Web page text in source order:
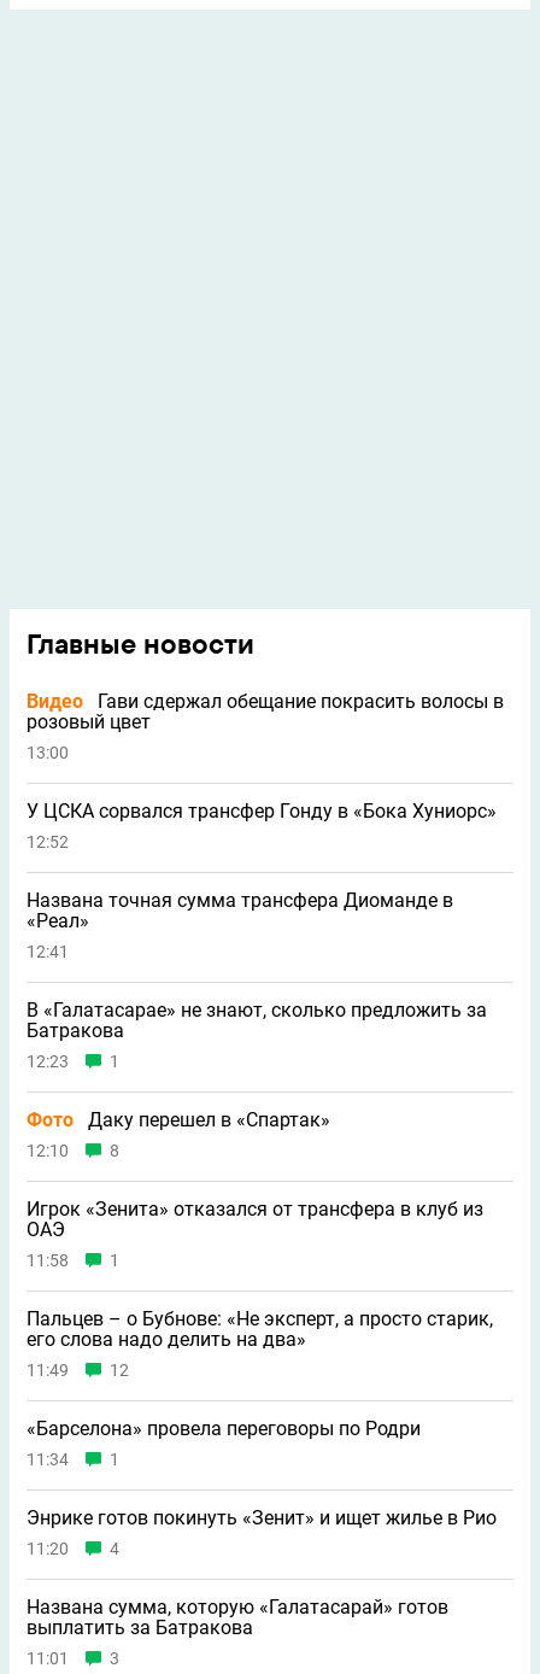
Главные новости
Видео
Гави сдержал обещание покрасить волосы в
розовый цвет
13:00
У ЦСКА сорвался трансфер Гонду в «Бока Хуниорс»
12:52
Названа точная сумма трансфера Диоманде в
«Реал»
12:41
В «Галатасарае» не знают, сколько предложить за
Батракова
12:23 1
Фото Даку перешел в «Спартак»
12:10 8
Игрок «Зенита» отказался от трансфера в клуб из
ОАЭ
11:58 1
Пальцев – о Бубнове: «Не эксперт, а просто старик,
его слова надо делить на два»
11:49 12
«Барселона» провела переговоры по Родри
11:34 1
Энрике готов покинуть «Зенит» и ищет жилье в Рио
11:20 4
Названа сумма, которую «Галатасарай» готов
выплатить за Батракова
11:01 3